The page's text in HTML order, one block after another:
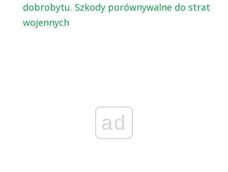
dobrobytu. Szkody porównywalne do strat
wojennych
ad